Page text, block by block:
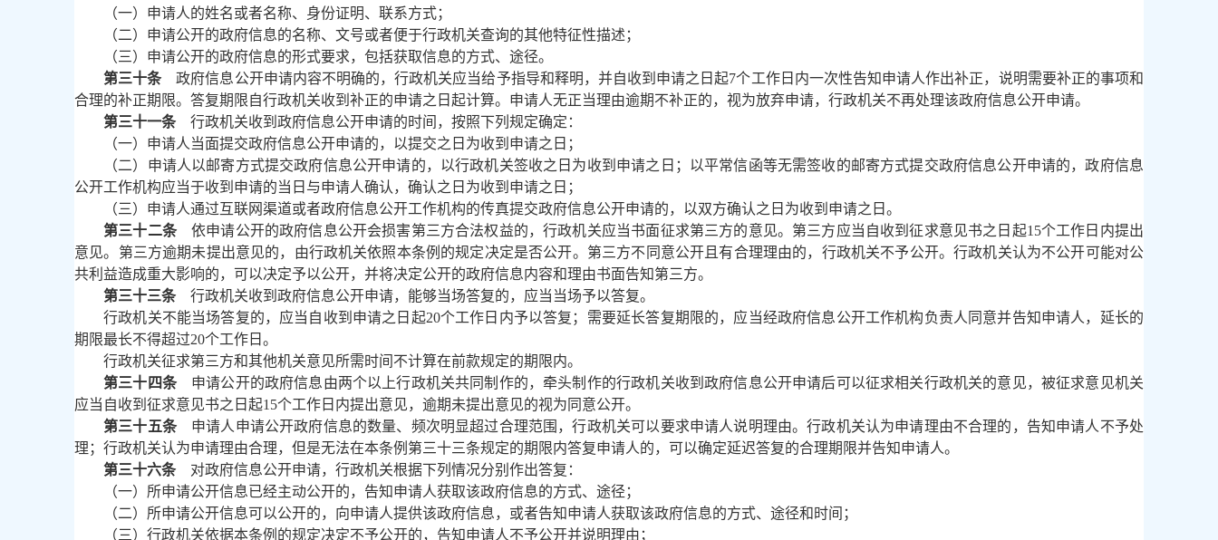
（一）申请人的姓名或者名称、身份证明、联系方式；
（二）申请公开的政府信息的名称、文号或者便于行政机关查询的其他特征性描述；
（三）申请公开的政府信息的形式要求，包括获取信息的方式、途径。
第三十条政府信息公开申请内容不明确的，行政机关应当给予指导和释明，并自收到申请之日起7个工作日内一次性告知申请人作出补正，说明需要补正的事项和
合理的补正期限。答复期限自行政机关收到补正的申请之日起计算。申请人无正当理由逾期不补正的，视为放弃申请，行政机关不再处理该政府信息公开申请。
第三十一条行政机关收到政府信息公开申请的时间，按照下列规定确定：
（一）申请人当面提交政府信息公开申请的，以提交之日为收到申请之日；
（二）申请人以邮寄方式提交政府信息公开申请的，以行政机关签收之日为收到申请之日；以平常信函等无需签收的邮寄方式提交政府信息公开申请的，政府信息
公开工作机构应当于收到申请的当日与申请人确认，确认之日为收到申请之日；
（三）申请人通过互联网渠道或者政府信息公开工作机构的传真提交政府信息公开申请的，以双方确认之日为收到申请之日。
第三十二条依申请公开的政府信息公开会损害第三方合法权益的，行政机关应当书面征求第三方的意见。第三方应当自收到征求意见书之日起15个工作日内提出
意见。第三方逾期未提出意见的，由行政机关依照本条例的规定决定是否公开。第三方不同意公开且有合理理由的，行政机关不予公开。行政机关认为不公开可能对公
共利益造成重大影响的，可以决定予以公开，并将决定公开的政府信息内容和理由书面告知第三方。
第三十三条行政机关收到政府信息公开申请，能够当场答复的，应当当场予以答复。
行政机关不能当场答复的，应当自收到申请之日起20个工作日内予以答复；需要延长答复期限的，应当经政府信息公开工作机构负责人同意并告知申请人，延长的
期限最长不得超过20个工作日。
行政机关征求第三方和其他机关意见所需时间不计算在前款规定的期限内。
第三十四条申请公开的政府信息由两个以上行政机关共同制作的，牵头制作的行政机关收到政府信息公开申请后可以征求相关行政机关的意见，被征求意见机关
应当自收到征求意见书之日起15个工作日内提出意见，逾期未提出意见的视为同意公开。
第三十五条申请人申请公开政府信息的数量、频次明显超过合理范围，行政机关可以要求申请人说明理由。行政机关认为申请理由不合理的，告知申请人不予处
理；行政机关认为申请理由合理，但是无法在本条例第三十三条规定的期限内答复申请人的，可以确定延迟答复的合理期限并告知申请人。
第三十六条对政府信息公开申请，行政机关根据下列情况分别作出答复：
（一）所申请公开信息已经主动公开的，告知申请人获取该政府信息的方式、途径；
（二）所申请公开信息可以公开的，向申请人提供该政府信息，或者告知申请人获取该政府信息的方式、途径和时间；
（三）行政机关依据本条例的规定决定不予公开的，告知申请人不予公开并说明理由；